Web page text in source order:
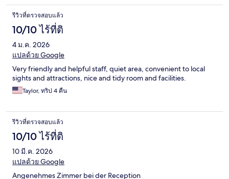
รีวิวที่ตรวจสอบแล้ว
10/10 ไร้ที่ติ
4 ม.ค. 2026
แปลด้วย Google
Very friendly and helpful staff, quiet area, convenient to local
sights and attractions, nice and tidy room and facilities.
Taylor, ทริป 4 คืน
รีวิวที่ตรวจสอบแล้ว
10/10 ไร้ที่ติ
10 มี.ค. 2026
แปลด้วย Google
Angenehmes Zimmer bei der Reception